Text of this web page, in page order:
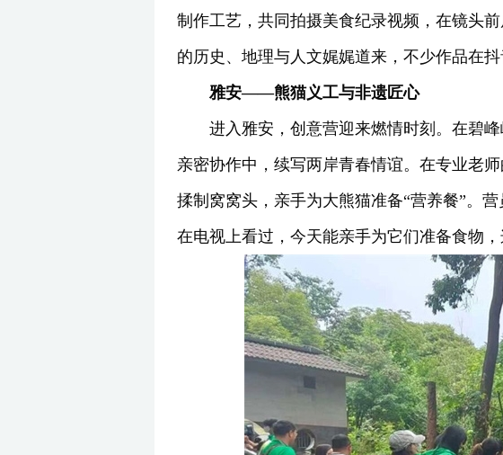
制作工艺，共同拍摄美食纪录视频，在镜头
的历史、地理与人文娓娓道来，不少作品在抖
雅安——熊猫义工与非遗匠心
进入雅安，创意营迎来燃情时刻。在碧
亲密协作中，续写两岸青春情谊。在专业老
揉制窝窝头，亲手为大熊猫准备“营养餐”。
在电视上看过，今天能亲手为它们准备食物